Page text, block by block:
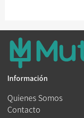
Información
Quienes Somos
Contacto